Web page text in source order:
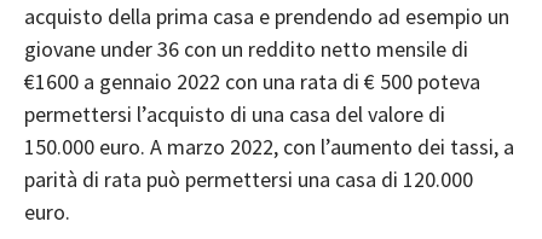
acquisto della prima casa e prendendo ad esempio un
giovane under 36 con un reddito netto mensile di
€1600 a gennaio 2022 con una rata di € 500 poteva
permettersi l’acquisto di una casa del valore di
150.000 euro. A marzo 2022, con l’aumento dei tassi, a
parità di rata può permettersi una casa di 120.000
euro.